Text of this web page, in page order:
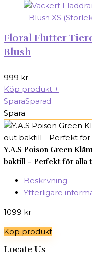
Floral Flutter
Blush
999 kr
Köp produkt +
SparaSparad
Spara
Y.A.S Poison Green
baktill – Perfekt för alla
Beskrivning
Ytterligare
1099 kr
Köp produkt
Locate Us